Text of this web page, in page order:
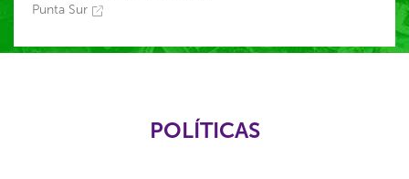
Punta Sur
POLÍTICAS